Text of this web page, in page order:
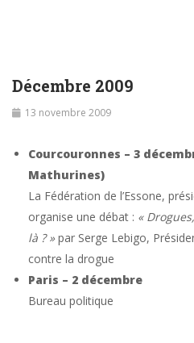
Décembre 2009
13 novembre 2009
Courcouronnes – 3
Mathurines)
La Fédération de l’Essone,
organise une débat : «
là ? »par Serge Lebigo,
contre la drogue
Paris – 2 décembre
Bureau politique